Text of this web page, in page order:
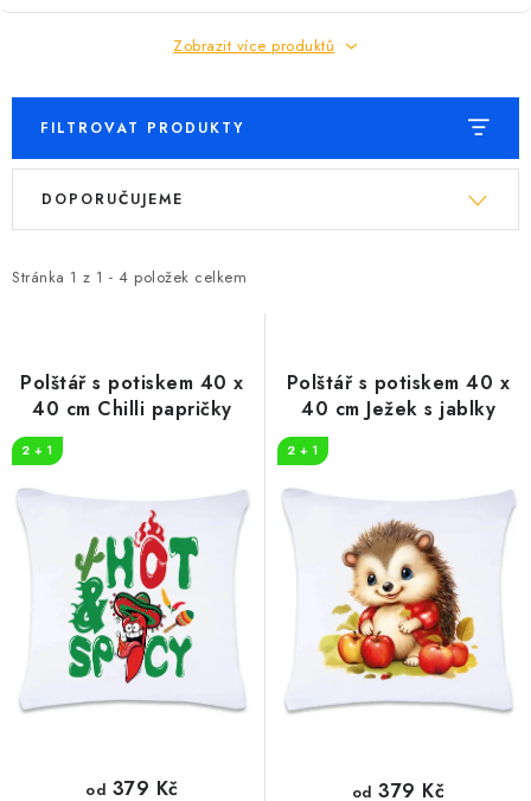
Zobrazit více produktů
FILTROVAT PRODUKTY
V
i
r
d
u
k
Stránka 1 z 1 - 4 položek celkem
Ř
e
p
o
d
u
k
DOPORUČUJEME
Polštář s potiskem 40 x
40 cm Chilli papričky
2 + 1
od 379 Kč
Polštář s potiskem 40 x
40 cm Ježek s jablky
2 + 1
od 379 Kč